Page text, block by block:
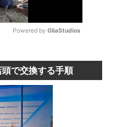
Powered by GliaStudios
で交換する手順